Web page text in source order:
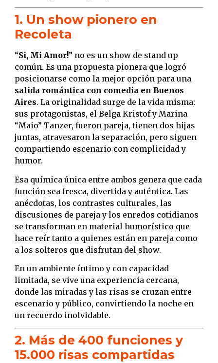
1. Un show pionero en
Recoleta
“Si, Mi Amor!” no es un show de stand up
común. Es una propuesta pionera que logró
posicionarse como la mejor opción para una
salida romántica con comedia en Buenos
Aires. La originalidad surge de la vida misma:
sus protagonistas, el Belga Kristof y Marina
“Maio” Tanzer, fueron pareja, tienen dos hijas
juntas, atravesaron la separación, pero siguen
compartiendo escenario con complicidad y
humor.
Esa química única entre ambos genera que cada
función sea fresca, divertida y auténtica. Las
anécdotas, los contrastes culturales, las
discusiones de pareja y los enredos cotidianos
se transforman en material humorístico que
hace reír tanto a quienes están en pareja como
a los solteros que disfrutan del show.
En un ambiente íntimo y con capacidad
limitada, se vive una experiencia cercana,
donde las miradas y las risas se cruzan entre
escenario y público, convirtiendo la noche en
un recuerdo inolvidable.
2. Más de 400 funciones y
15.000 risas compartidas